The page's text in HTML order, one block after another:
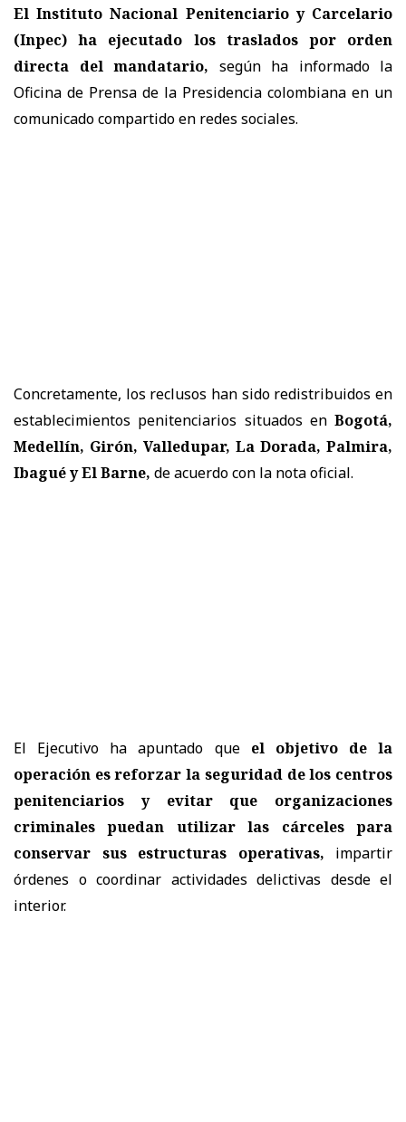
El Instituto Nacional Penitenciario y Carcelario
(Inpec) ha ejecutado los traslados por orden
directa del mandatario, según ha informado la
Oficina de Prensa de la Presidencia colombiana en un
comunicado compartido en redes sociales.
Concretamente, los reclusos han sido redistribuidos en
establecimientos penitenciarios situados enBogotá,
Medellín, Girón, Valledupar, La Dorada, Palmira,
Ibagué y El Barne, de acuerdo con la nota oficial.
El Ejecutivo ha apuntado que el objetivo de la
operación es reforzar la seguridad de los centros
penitenciarios y evitar que organizaciones
criminales puedan utilizar las cárceles
para
conservar sus estructuras operativas, impartir
órdenes o coordinar actividades delictivas desde el
interior.